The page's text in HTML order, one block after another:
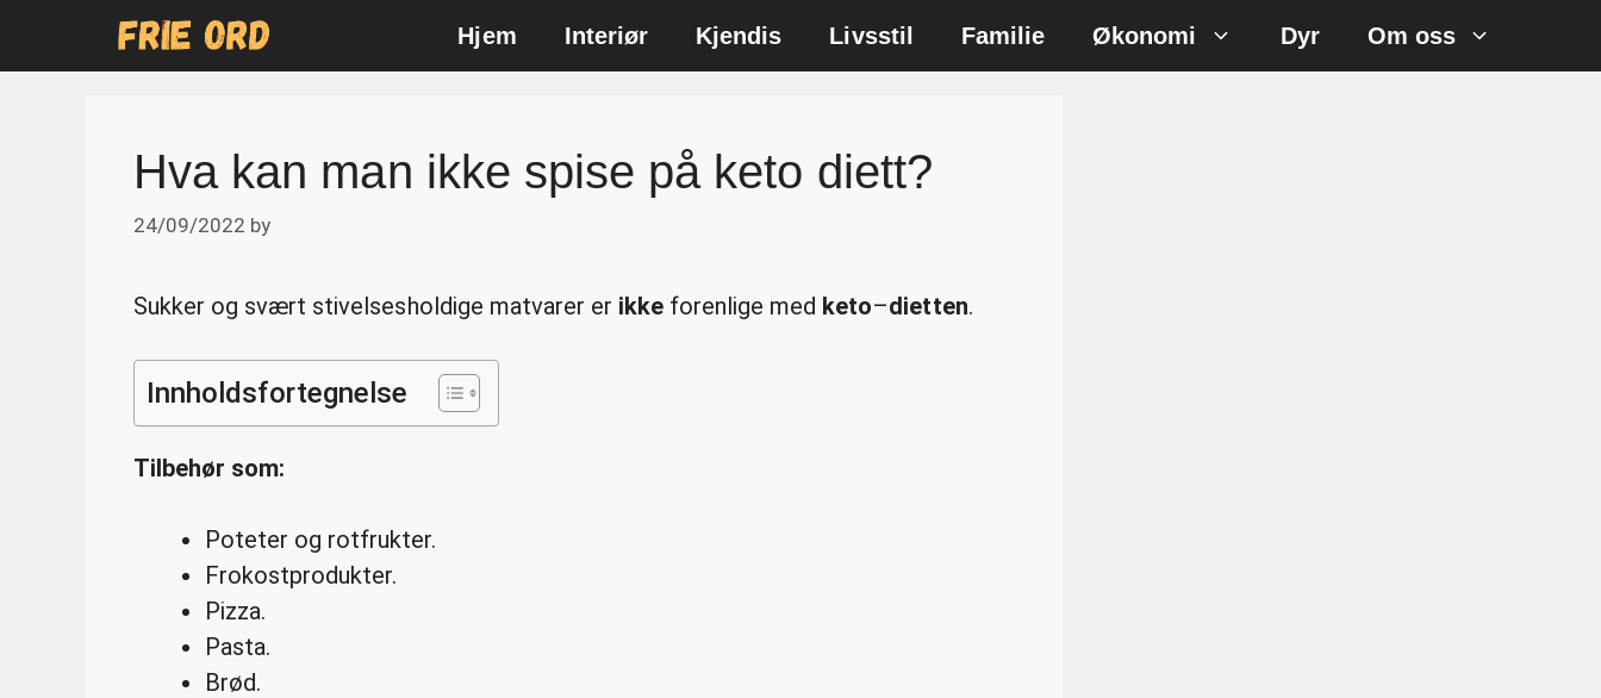
Hjem Interiør Kjendis Livsstil Familie Økonomi Dyr Om oss
Hva kan man ikke spise på keto diett?
24/09/2022 by
Sukker og svært stivelsesholdige matvarer er ikke forenlige med keto–dietten.
Innholdsfortegnelse
Tilbehør som:
Poteter og rotfrukter.
Frokostprodukter.
Pizza.
Pasta.
Brød.